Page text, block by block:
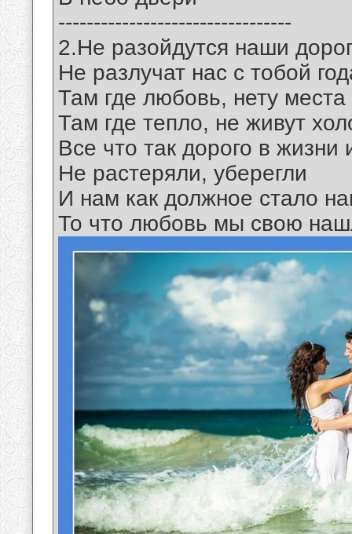
---------------------------------
2.Не разойдутся наши
Не разлучат нас с тобой
Там где любовь, нету места
Там где тепло, не живут
Все что так дорого в жизни
Не растеряли, уберегли
И нам как должное стало
То что любовь мы свою